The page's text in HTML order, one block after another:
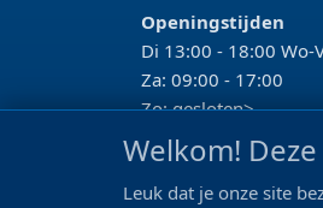
Openingstijden
Di 13:00 - 18:00 Wo-
Za: 09:00 - 17:00
Zo: gesloten>
Welkom!
Leuk dat je onze site